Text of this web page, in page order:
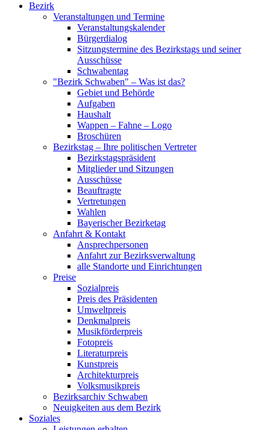
Bezirk
Veranstaltungen und Termine
Veranstaltungskalender
Bürgerdialog
Sitzungstermine des Bezirkstags und seiner
Ausschüsse
Schwabentag
"Bezirk Schwaben" – Was ist das?
Gebiet und Behörde
Aufgaben
Haushalt
Wappen – Fahne – Logo
Broschüren
Bezirkstag – Ihre politischen Vertreter
Bezirkstagspräsident
Mitglieder und Sitzungen
Ausschüsse
Beauftragte
Vertretungen
Wahlen
Bayerischer Bezirketag
Anfahrt & Kontakt
Ansprechpersonen
Anfahrt zur Bezirksverwaltung
alle Standorte und Einrichtungen
Preise
Sozialpreis
Preis des Präsidenten
Umweltpreis
Denkmalpreis
Musikförderpreis
Fotopreis
Literaturpreis
Kunstpreis
Architekturpreis
Volksmusikpreis
Bezirksarchiv Schwaben
Neuigkeiten aus dem Bezirk
Soziales